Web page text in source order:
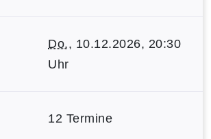
Do., 10.12.2026, 20:30
Uhr
12 Termine